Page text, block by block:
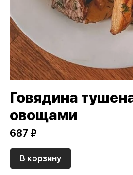
Говядина
овощами
687 ₽
В корзину